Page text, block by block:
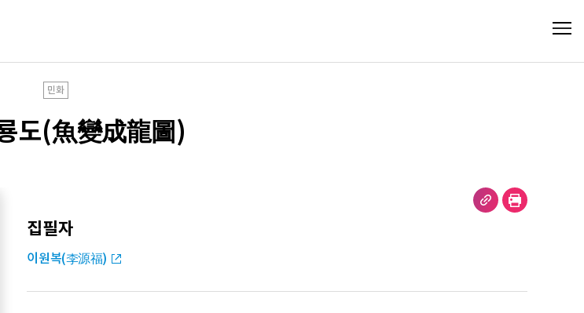
민화
도(魚變成龍圖)
집필자
이원복(李源福)